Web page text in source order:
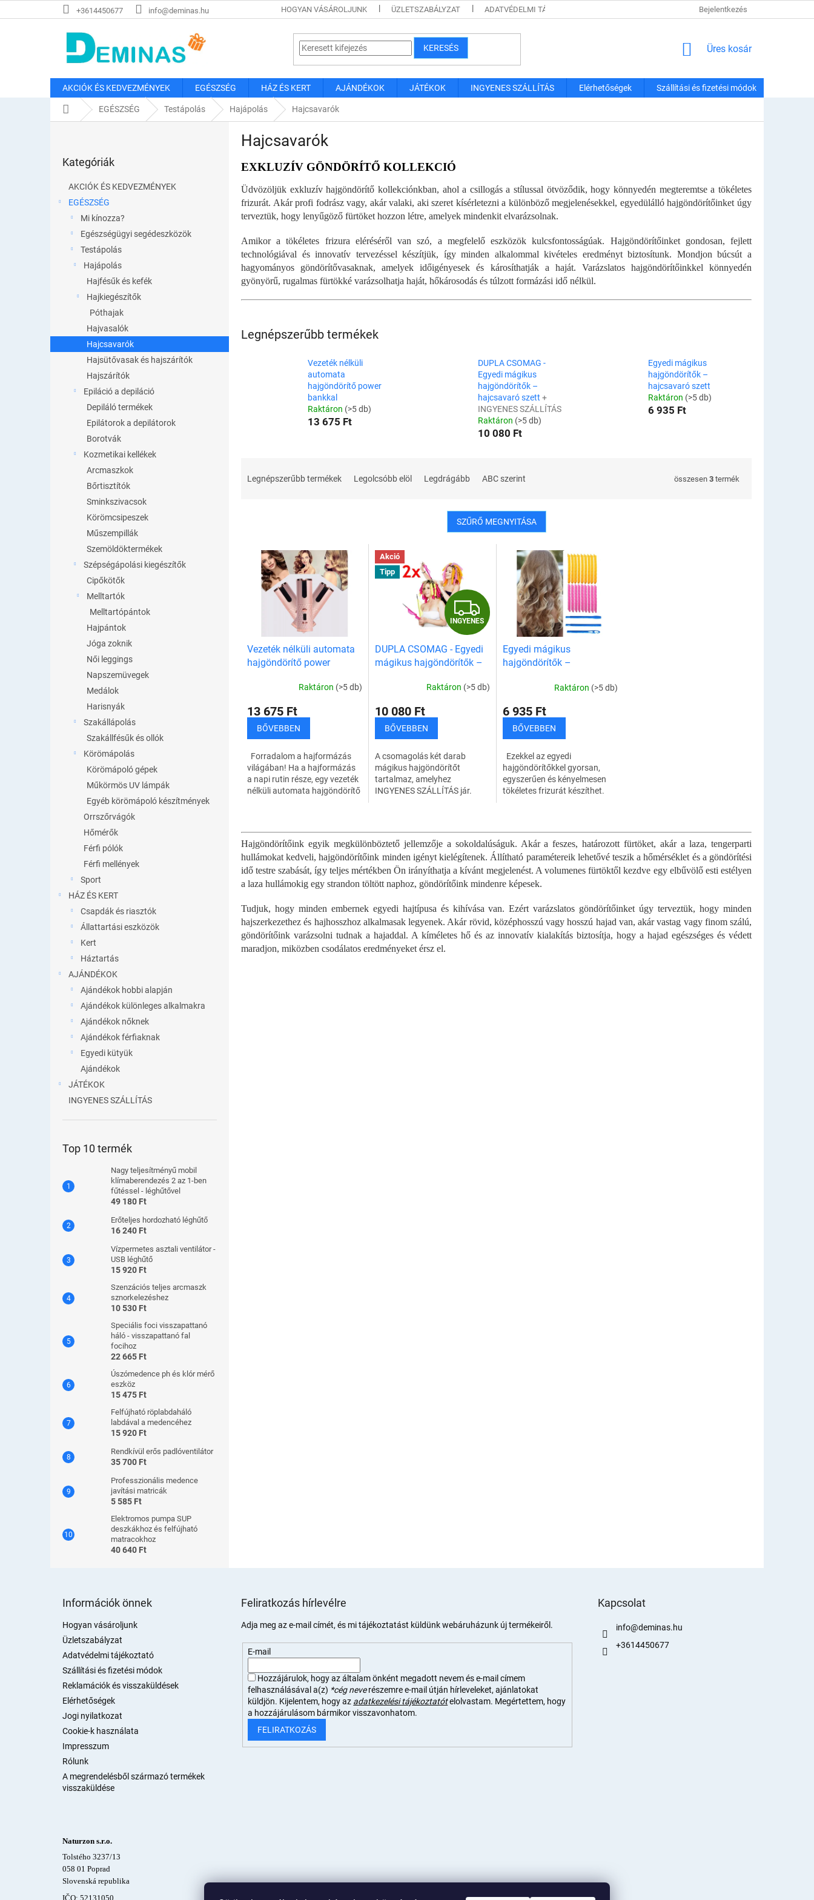
a
+3614450677 info@deminas.hu HOGYAN VÁSÁROLJUNK ÜZLETSZABÁLYZAT ADATVÉDELMI TÁJÉKOZTATÓ SZÁLLÍTÁSI ÉS FIZETÉSI MÓDOK
Bejelentkezés
KERESÉS KOSÁR
Üres kosár
AKCIÓK ÉS KEDVEZMÉNYEK EGÉSZSÉG HÁZ ÉS KERT AJÁNDÉKOK JÁTÉKOK INGYENES SZÁLLÍTÁS Elérhetőségek Szállítási és fizetési módok
KezdőlapEGÉSZSÉG Testápolás Hajápolás Hajcsavarók
átugrása
Kategóriák
AKCIÓK ÉS KEDVEZMÉNYEK
EGÉSZSÉG
Mi kínozza?
Egészségügyi segédeszközök
Testápolás
Hajápolás
Hajfésűk és kefék
Hajkiegészítők
Póthajak
Hajvasalók
Hajcsavarók
Hajsütővasak és hajszárítók
Hajszárítók
Epiláció a depiláció
Depiláló termékek
Epilátorok a depilátorok
Borotvák
Kozmetikai kellékek
Arcmaszkok
Bőrtisztítók
Sminkszivacsok
Körömcsipeszek
Műszempillák
Szemöldöktermékek
Szépségápolási kiegészítők
Cipőkötők
Melltartók
Melltartópántok
Hajpántok
Jóga zoknik
Női leggings
Napszemüvegek
Medálok
Harisnyák
Szakállápolás
Szakállfésűk és ollók
Körömápolás
Körömápoló gépek
Műkörmös UV lámpák
Egyéb körömápoló készítmények
Orrszőrvágók
Hőmérők
Férfi pólók
Férfi mellények
Sport
HÁZ ÉS KERT
Csapdák és riasztók
Állattartási eszközök
Kert
Háztartás
AJÁNDÉKOK
Ajándékok hobbi alapján
Ajándékok különleges alkalmakra
Ajándékok nőknek
Ajándékok férfiaknak
Egyedi kütyük
Ajándékok
JÁTÉKOK
INGYENES SZÁLLÍTÁS
Top 10 termék
Nagy teljesítményű mobil
klímaberendezés 2 az 1-ben
fűtéssel - léghűtővel
49 180 Ft
Erőteljes hordozható léghűtő
16 240 Ft
Vízpermetes asztali ventilátor -
USB léghűtő
15 920 Ft
Szenzációs teljes arcmaszk
sznorkelezéshez
10 530 Ft
Speciális foci visszapattanó
háló - visszapattanó fal
focihoz
22 665 Ft
Úszómedence ph és klór mérő
eszköz
15 475 Ft
Felfújható röplabdaháló
labdával a medencéhez
15 920 Ft
Rendkívül erős padlóventilátor
35 700 Ft
Professzionális medence
javítási matricák
5 585 Ft
Elektromos pumpa SUP
deszkákhoz és felfújható
matracokhoz
40 640 Ft
Hajcsavarók
EXKLUZÍV GÖNDÖRÍTŐ KOLLEKCIÓ
Üdvözöljük exkluzív hajgöndörítő kollekciónkban, ahol a csillogás a stílussal ötvöződik, hogy könnyedén megteremtse a tökéletes
frizurát. Akár profi fodrász vagy, akár valaki, aki szeret kísérletezni a különböző megjelenésekkel, egyedülálló hajgöndörítőinket úgy
terveztük, hogy lenyűgöző fürtöket hozzon létre, amelyek mindenkit elvarázsolnak.
Amikor a tökéletes frizura eléréséről van szó, a megfelelő eszközök kulcsfontosságúak. Hajgöndörítőinket gondosan, fejlett
technológiával és innovatív tervezéssel készítjük, így minden alkalommal kivételes eredményt biztosítunk. Mondjon búcsút a
hagyományos göndörítővasaknak, amelyek időigényesek és károsíthatják a haját. Varázslatos hajgöndörítőinkkel könnyedén
gyönyörű, rugalmas fürtökké varázsolhatja haját, hőkárosodás és túlzott formázási idő nélkül.
Legnépszerűbb termékek
Vezeték nélküli
automata
hajgöndörítő power
bankkal
Raktáron (>5 db)
13 675 Ft
DUPLA CSOMAG -
Egyedi mágikus
hajgöndörítők –
hajcsavaró szett +
INGYENES SZÁLLÍTÁS
Raktáron (>5 db)
10 080 Ft
Egyedi mágikus
hajgöndörítők –
hajcsavaró szett
Raktáron (>5 db)
6 935 Ft
Legnépszerűbb termékek Legolcsóbb elöl Legdrágább ABC szerint összesen 3 termék
SZŰRŐ MEGNYITÁSA
Vezeték nélküli automata
hajgöndörítő power
Raktáron (>5 db)
13 675 Ft
BŐVEBBEN
Forradalom a hajformázás
világában! Ha a hajformázás
a napi rutin része, egy vezeték
nélküli automata hajgöndörítő
Akció
Tipp
I
N
G
Y
INGYENES
DUPLA CSOMAG - Egyedi
mágikus hajgöndörítők –
INGYENES SZÁLLÍTÁS
Raktáron (>5 db)
10 080 Ft
BŐVEBBEN
A csomagolás két darab
mágikus hajgöndörítőt
tartalmaz, amelyhez
INGYENES SZÁLLÍTÁS jár.
Egyedi mágikus
hajgöndörítők –
Raktáron (>5 db)
6 935 Ft
BŐVEBBEN
Ezekkel az egyedi
hajgöndörítőkkel gyorsan,
egyszerűen és kényelmesen
tökéletes frizurát készíthet.
i
s
t
i
r
n
y
Hajgöndörítőink egyik megkülönböztető jellemzője a sokoldalúságuk. Akár a feszes, határozott fürtöket, akár a laza, tengerparti
hullámokat kedveli, hajgöndörítőink minden igényt kielégítenek. Állítható paramétereik lehetővé teszik a hőmérséklet és a göndörítési
idő testre szabását, így teljes mértékben Ön irányíthatja a kívánt megjelenést. A volumenes fürtöktől kezdve egy elbűvölő esti estélyen
a laza hullámokig egy strandon töltött naphoz, göndörítőink mindenre képesek.
Tudjuk, hogy minden embernek egyedi hajtípusa és kihívása van. Ezért varázslatos göndörítőinket úgy terveztük, hogy minden
hajszerkezethez és hajhosszhoz alkalmasak legyenek. Akár rövid, középhosszú vagy hosszú hajad van, akár vastag vagy finom szálú,
göndörítőink varázsolni tudnak a hajaddal. A kíméletes hő és az innovatív kialakítás biztosítja, hogy a hajad egészséges és védett
maradjon, miközben csodálatos eredményeket érsz el.
Információk önnek
Hogyan vásároljunk
Üzletszabályzat
Adatvédelmi tájékoztató
Szállítási és fizetési módok
Reklamációk és visszaküldések
Elérhetőségek
Jogi nyilatkozat
Cookie-k használata
Impresszum
Rólunk
A megrendelésből származó termékek
visszaküldése
Feliratkozás hírlevélre
Adja meg az e-mail címét, és mi tájékoztatást küldünk webáruházunk új termékeiről.
E-mail
Hozzájárulok, hogy az általam önként megadott nevem és e-mail címem
felhasználásával a(z) *cég neverészemre e-mail útján hírleveleket, ajánlatokat
küldjön. Kijelentem, hogy az adatkezelési tájékoztatótelolvastam. Megértettem, hogy
a hozzájárulásom bármikor visszavonhatom.
FELIRATKOZÁS
Kapcsolat
info@deminas.hu
+3614450677
Naturzon s.r.o.
Tolstého 3237/13
058 01 Poprad
Slovenská republika
IČO: 52131050